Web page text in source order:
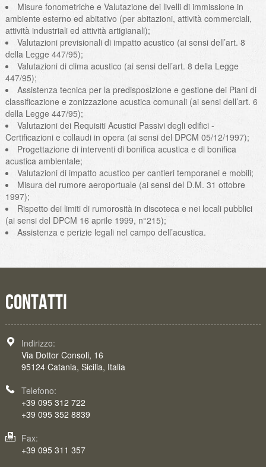
Misure fonometriche e Valutazione dei livelli di immissione in
ambiente esterno ed abitativo (per abitazioni, attività commerciali,
attività industriali ed attività artigianali);
Valutazioni previsionali di impatto acustico (ai sensi dell’art. 8
della Legge 447/95);
Valutazioni di clima acustico (ai sensi dell’art. 8 della Legge
447/95);
Assistenza tecnica per la predisposizione e gestione dei Piani di
classificazione e zonizzazione acustica comunali (ai sensi dell’art. 6
della Legge 447/95);
Valutazioni dei Requisiti Acustici Passivi degli edifici -
Certificazioni e collaudi in opera (ai sensi del DPCM 05/12/1997);
Progettazione di interventi di bonifica acustica e di bonifica
acustica ambientale;
Valutazioni di impatto acustico per cantieri temporanei e mobili;
Misura del rumore aeroportuale (ai sensi del D.M. 31 ottobre
1997);
Rispetto dei limiti di rumorosità in discoteca e nei locali pubblici
(ai sensi del DPCM 16 aprile 1999, n°215);
Assistenza e perizie legali nel campo dell’acustica.
CONTATTI
Indirizzo:
Via Dottor Consoli, 16
95124 Catania, Sicilia, Italia
Telefono:
+39 095 312 722
+39 095 352 8839
Fax:
+39 095 311 357